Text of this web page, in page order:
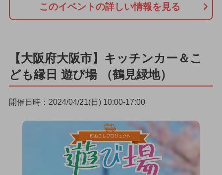
このイベントの詳しい情報を見る
【大阪府大阪市】キッチンカー＆こ
ども縁日 遊び場 （鶴見緑地）
開催日時：2024/04/21(日) 10:00-17:00